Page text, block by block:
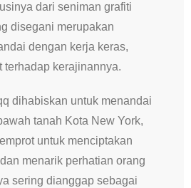
dari seniman grafiti
disegani merupakan
dengan kerja keras,
terhadap kerajinannya.
dihabiskan untuk menandai
tanah Kota New York,
untuk menciptakan
menarik perhatian orang
sering dianggap sebagai